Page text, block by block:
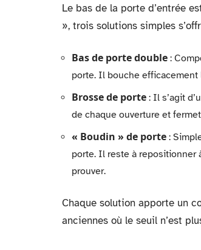
Le bas de la porte d’entrée
», trois solutions simples
Bas de porte double :
porte. Il bouche efficacement
Brosse de porte : Il s’agit
de chaque ouverture et
« Boudin » de porte :
porte. Il reste à repositionner
prouver.
Chaque solution apporte un
anciennes où le seuil n’est